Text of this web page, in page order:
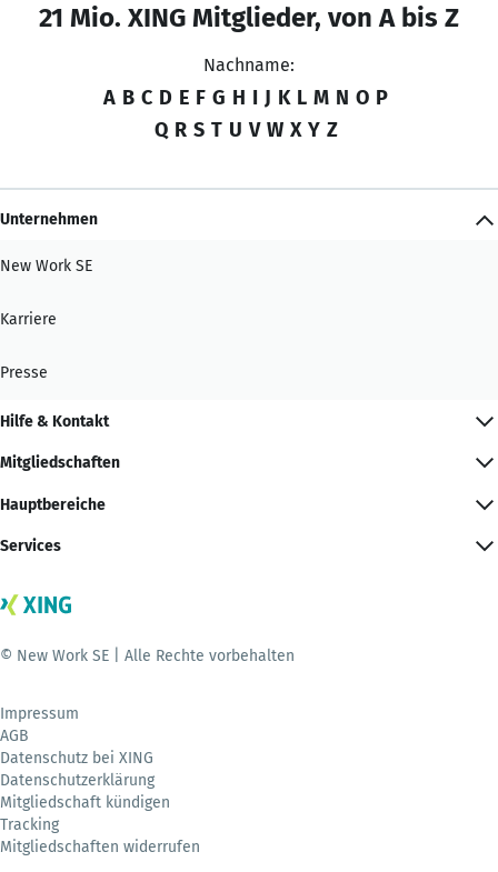
21 Mio. XING Mitglieder, von A bis Z
Nachname:
A B C D E F G H I J K L M N O P
Q R S T U V W X Y Z
Unternehmen
New Work SE
Karriere
Presse
Hilfe & Kontakt
Mitgliedschaften
Hauptbereiche
Services
© New Work SE | Alle Rechte vorbehalten
Impressum
AGB
Datenschutz bei XING
Datenschutzerklärung
Mitgliedschaft kündigen
Tracking
Mitgliedschaften widerrufen